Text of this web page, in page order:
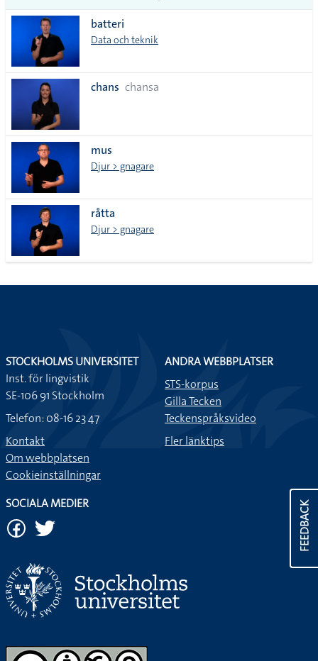
alla i
lista
batteri
Data och teknik
chans chansa
mus
Djur > gnagare
råtta
Djur > gnagare
FEEDBACK
STOCKHOLMS UNIVERSITET
Inst. för lingvistik
SE-106 91 Stockholm
Telefon: 08-16 23 47
Kontakt
Om webbplatsen
Cookieinställningar
ANDRA WEBBPLATSER
STS-korpus
Gilla Tecken
Teckenspråksvideo
Fler länktips
SOCIALA MEDIER